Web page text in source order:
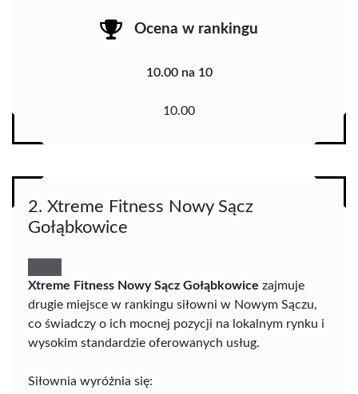
Ocena w rankingu
10.00 na 10
10.00
2. Xtreme Fitness Nowy Sącz
Gołąbkowice
Xtreme Fitness Nowy Sącz Gołąbkowice zajmuje
drugie miejsce w rankingu siłowni w Nowym Sączu,
co świadczy o ich mocnej pozycji na lokalnym rynku i
wysokim standardzie oferowanych usług.
Siłownia wyróżnia się: